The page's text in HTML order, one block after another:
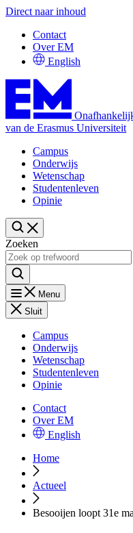
Direct naar inhoud
Contact
Over EM
English
van de Erasmus Universiteit
Campus
Onderwijs
Wetenschap
Studentenleven
Opinie
Zoeken
Menu
Sluit
Campus
Onderwijs
Wetenschap
Studentenleven
Opinie
Contact
Over EM
English
Home
Actueel
Besooijen loopt 31e